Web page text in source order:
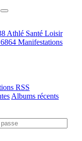
Athlé Santé Loisir
6864 Manifestations
RSS
Albums récents